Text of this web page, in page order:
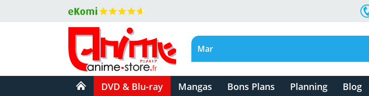
DVD & Blu-ray Mangas Bons Plans Planning Blog